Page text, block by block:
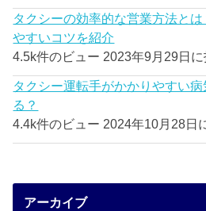
タクシーの効率的な営業方法と
やすいコツを紹介
4.5k件のビュー 2023年9月29日
タクシー運転手がかかりやすい
る？
4.4k件のビュー 2024年10月28日
アーカイブ